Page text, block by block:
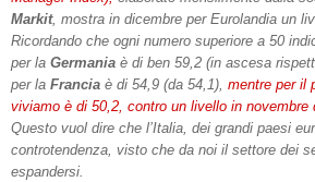
Markit, mostra in dicembre per Eurolandia un
Ricordando che ogni numero superiore a 50
per la Germania è di ben 59,2 (in ascesa
per la Francia è di 54,9 (da 54,1), mentre per il
viviamo è di 50,2, contro un livello in novembre
Questo vuol dire che l’Italia, dei grandi paesi
controtendenza, visto che da noi il settore dei
espandersi.